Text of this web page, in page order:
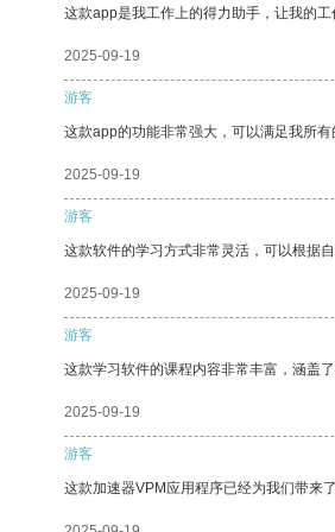
这款app是我工作上的得力助手，让我的
2025-09-19
游客
这款app的功能非常强大，可以满足我所
2025-09-19
游客
这款软件的学习方式非常灵活，可以根据
2025-09-19
游客
这款学习软件的课程内容非常丰富，涵盖
2025-09-19
游客
这款加速器VPM应用程序已经为我们带来